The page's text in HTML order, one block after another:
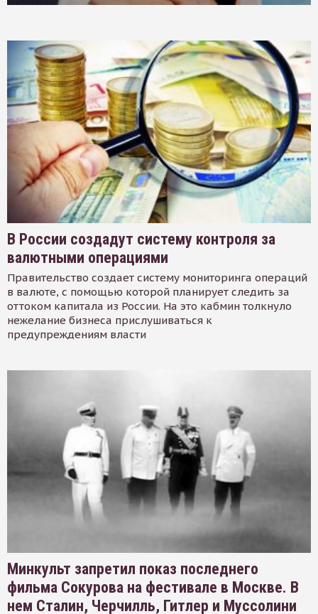
В России создадут систему контроля за
валютными операциями
Правительство создает систему мониторинга операций
в валюте, с помощью которой планирует следить за
оттоком капитала из России. На это кабмин толкнуло
нежелание бизнеса прислушиваться к
предупреждениям власти
Минкульт запретил показ последнего
фильма Сокурова на фестивале в Москве. В
нем Сталин, Черчилль, Гитлер и Муссолини